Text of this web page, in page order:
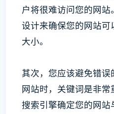
户将很难访问您的网
设计来确保您的网站
大小。
其次，您应该避免错
网站时，关键词是非
搜索引擎确定您的网